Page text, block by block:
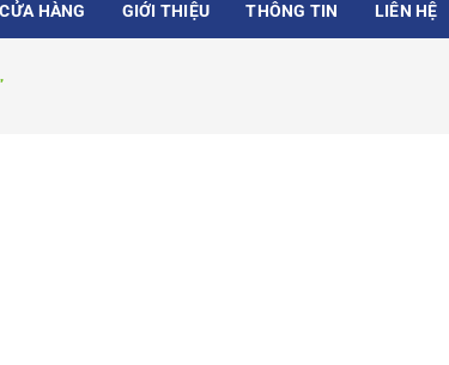
CỬA HÀNG GIỚI THIỆU THÔNG TIN LIÊN HỆ